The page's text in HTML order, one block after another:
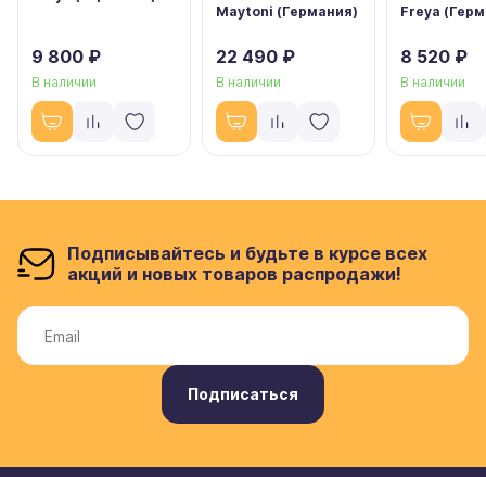
9 800 ₽
В наличии
Maytoni (Германия)
22 490 ₽
В наличии
Freya
8 520 ₽
В наличии
Подписывайтесь и будьте в курсе всех
акций и новых товаров распродажи!
Подписаться